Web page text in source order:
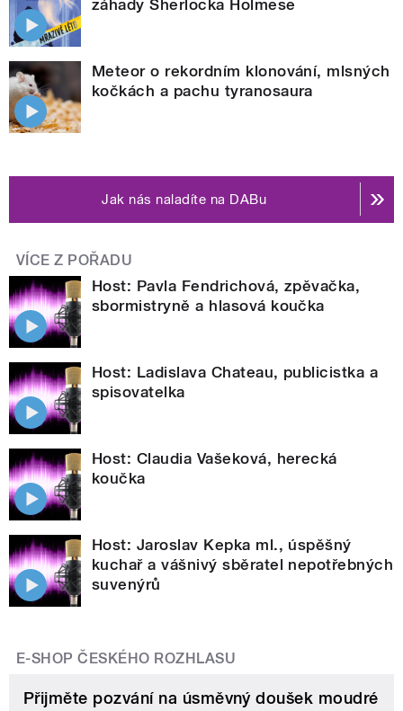
záhady Sherlocka Holmese
Meteor o rekordním klonování, mlsných
kočkách a pachu tyranosaura
Jak nás naladíte na DABu
VÍCE Z POŘADU
Host: Pavla Fendrichová, zpěvačka,
sbormistryně a hlasová koučka
Host: Ladislava Chateau, publicistka a
spisovatelka
Host: Claudia Vašeková, herecká
koučka
Host: Jaroslav Kepka ml., úspěšný
kuchař a vášnivý sběratel nepotřebných
suvenýrů
E-SHOP ČESKÉHO ROZHLASU
Přijměte pozvání na úsměvný doušek moudré